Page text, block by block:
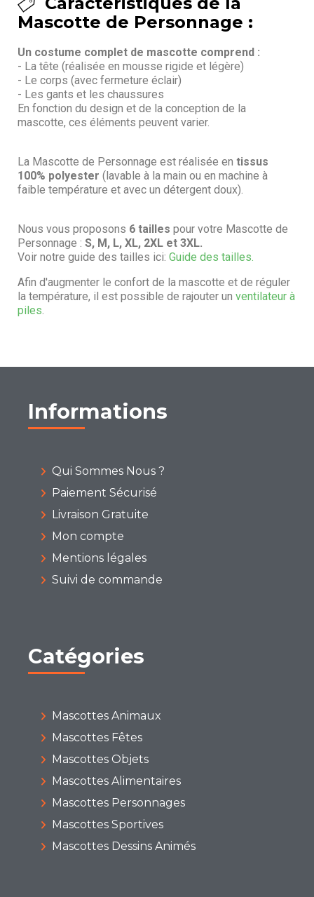
Mascotte de Personnage :
Un costume complet de mascotte comprend :
- La tête (réalisée en mousse rigide et légère)
- Le corps (avec fermeture éclair)
- Les gants et les chaussures
En fonction du design et de la conception de la
mascotte, ces éléments peuvent varier.
La Mascotte de Personnage est réalisée en tissus
100% polyester (lavable à la main ou en machine à
faible température et avec un détergent doux).
Nous vous proposons 6 tailles pour votre Mascotte de
Personnage : S, M, L, XL, 2XL et 3XL.
Voir notre guide des tailles ici: Guide des tailles.
Afin d'augmenter le confort de la mascotte et de réguler
la température, il est possible de rajouter un ventilateur à
piles.
Informations
Qui Sommes Nous ?
Paiement Sécurisé
Livraison Gratuite
Mon compte
Mentions légales
Suivi de commande
Catégories
Mascottes Animaux
Mascottes Fêtes
Mascottes Objets
Mascottes Alimentaires
Mascottes Personnages
Mascottes Sportives
Mascottes Dessins Animés